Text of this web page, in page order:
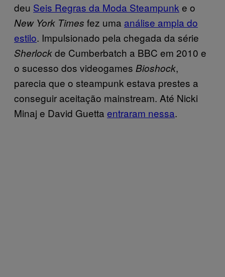
deu Seis Regras da Moda Steampunk e o
New York Times fez uma análise ampla do
estilo. Impulsionado pela chegada da série
Sherlockde Cumberbatch a BBC em 2010 e
o sucesso dos videogames Bioshock,
parecia que o steampunk estava prestes a
conseguir aceitação mainstream. Até Nicki
Minaj e David Guetta entraram nessa.